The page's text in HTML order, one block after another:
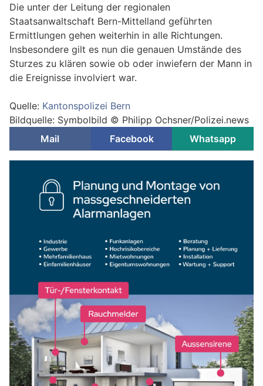
Die unter der Leitung der regionalen
Staatsanwaltschaft Bern-Mittelland geführten
Ermittlungen gehen weiterhin in alle Richtungen.
Insbesondere gilt es nun die genauen Umstände des
Sturzes zu klären sowie ob oder inwiefern der Mann in
die Ereignisse involviert war.
Quelle: Kantonspolizei Bern
Bildquelle: Symbolbild © Philipp Ochsner/Polizei.news
Mail
Facebook Whatsapp